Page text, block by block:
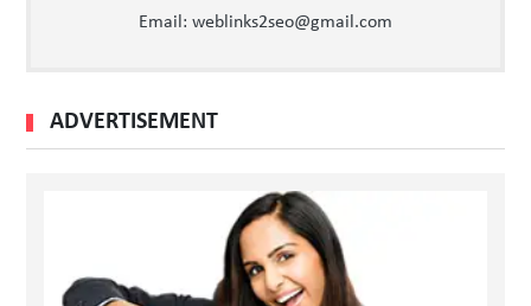
Email: weblinks2seo@gmail.com
ADVERTISEMENT